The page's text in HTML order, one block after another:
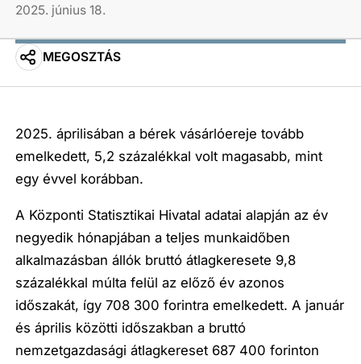
2025. június 18.
MEGOSZTÁS
2025. áprilisában a bérek vásárlóereje tovább
emelkedett, 5,2 százalékkal volt magasabb, mint
egy évvel korábban.
A Központi Statisztikai Hivatal adatai alapján az év
negyedik hónapjában a teljes munkaidőben
alkalmazásban állók bruttó átlagkeresete 9,8
százalékkal múlta felül az előző év azonos
időszakát, így 708 300 forintra emelkedett. A január
és április közötti időszakban a bruttó
nemzetgazdasági átlagkereset 687 400 forinton